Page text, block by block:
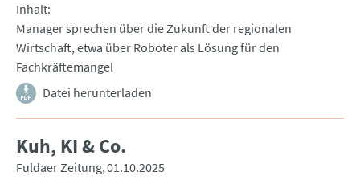
Inhalt
Manager sprechen über die Zukunft der regionalen
Wirtschaft, etwa über Roboter als Lösung für den
Fachkräftemangel
Datei herunterladen
Kuh, KI & Co.
Fuldaer Zeitung 01.10.2025